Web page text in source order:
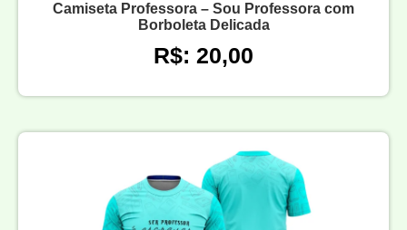
Camiseta Professora – Sou Professora com
Borboleta Delicada
R$: 20,00